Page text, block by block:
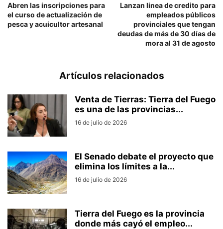
Abren las inscripciones para
el curso de actualización de
pesca y acuicultor artesanal
Lanzan linea de credito para
empleados públicos
provinciales que tengan
deudas de más de 30 días de
mora al 31 de agosto
Artículos relacionados
Venta de Tierras: Tierra del Fuego
es una de las provincias...
16 de julio de 2026
El Senado debate el proyecto que
elimina los límites a la...
16 de julio de 2026
Tierra del Fuego es la provincia
donde más cayó el empleo...